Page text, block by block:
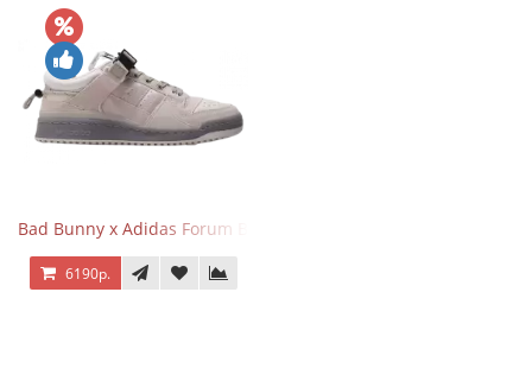
Bad Bunny x Adidas Forum Buckle Low Gray
6190р.